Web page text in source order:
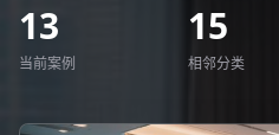
13
当前案例
15
相邻分类